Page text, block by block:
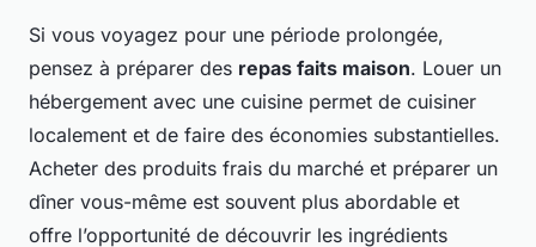
Si vous voyagez pour une période prolongée,
pensez à préparer des repas faits maison. Louer un
hébergement avec une cuisine permet de cuisiner
localement et de faire des économies substantielles.
Acheter des produits frais du marché et préparer un
dîner vous-même est souvent plus abordable et
offre l’opportunité de découvrir les ingrédients